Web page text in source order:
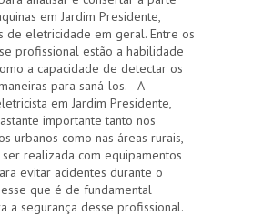
em Jardim Presidente,
de eletricidade em geral. Entre os
profissional estão a habilidade
a capacidade de detectar os
para saná-los. A
em Jardim Presidente,
importante tanto nos
urbanos como nas áreas rurais,
realizada com equipamentos
evitar acidentes durante o
que é de fundamental
a segurança desse profissional.